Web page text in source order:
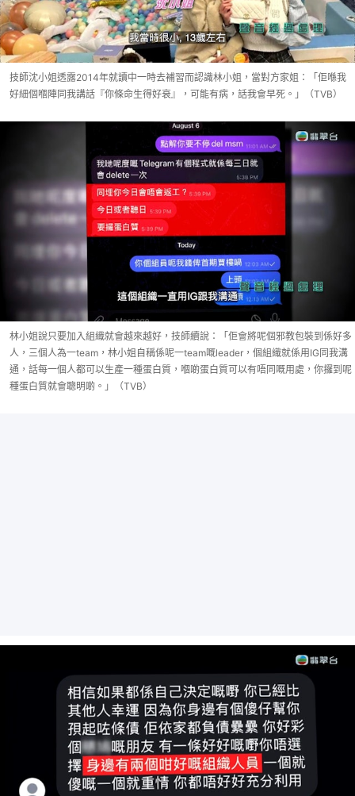
技師沈小姐透露2014年就讀中一時去補習而認識林小姐，當對方家姐：「佢喺我
好細個嗰陣同我講話『你條命生得好衰』，可能有病，話我會早死。」（TVB）
林小姐說只要加入組織就會越來越好，技師續說：「佢會將呢個邪教包裝到係好多
人，三個人為一team，林小姐自稱係呢一team嘅leader，個組織就係用IG同我溝
通，話每一個人都可以生產一種蛋白質，嗰啲蛋白質可以有唔同嘅用處，你攞到呢
種蛋白質就會聰明啲。」（TVB）